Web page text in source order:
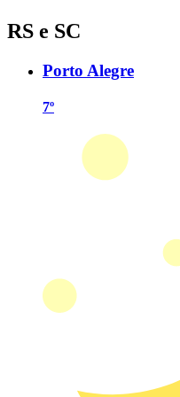
RS e SC
Porto Alegre
7º